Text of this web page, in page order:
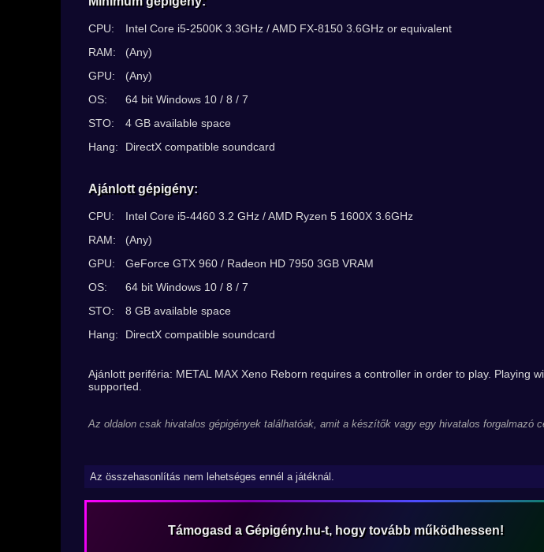
CPU:
Intel Core i5-2500K 3.3GHz / AMD FX-8150 3.6GHz or equivalent
RAM:
(Any)
GPU:
(Any)
OS:
64 bit Windows 10 / 8 / 7
STO:
4 GB available space
Hang:
DirectX compatible soundcard
Ajánlott gépigény:
CPU:
Intel Core i5-4460 3.2 GHz / AMD Ryzen 5 1600X 3.6GHz
RAM:
(Any)
GPU:
GeForce GTX 960 / Radeon HD 7950 3GB VRAM
OS:
64 bit Windows 10 / 8 / 7
STO:
8 GB available space
Hang:
DirectX compatible soundcard
Ajánlott periféria: METAL MAX Xeno Reborn requires a controller in order to play. Playing
supported.
Az oldalon csak hivatalos gépigények találhatóak, amit a készítők vagy egy hivatalos forgalmazó
Az összehasonlítás nem lehetséges ennél a játéknál.
Támogasd a Gépigény.hu-t, hogy tovább működhessen!